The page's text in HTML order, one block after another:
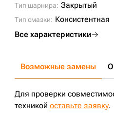
Тип шарнира: Закрытый
Тип смазки: Консистентная
Все характеристики
Возможные замены
Для проверки
техникой оставьте заявку.